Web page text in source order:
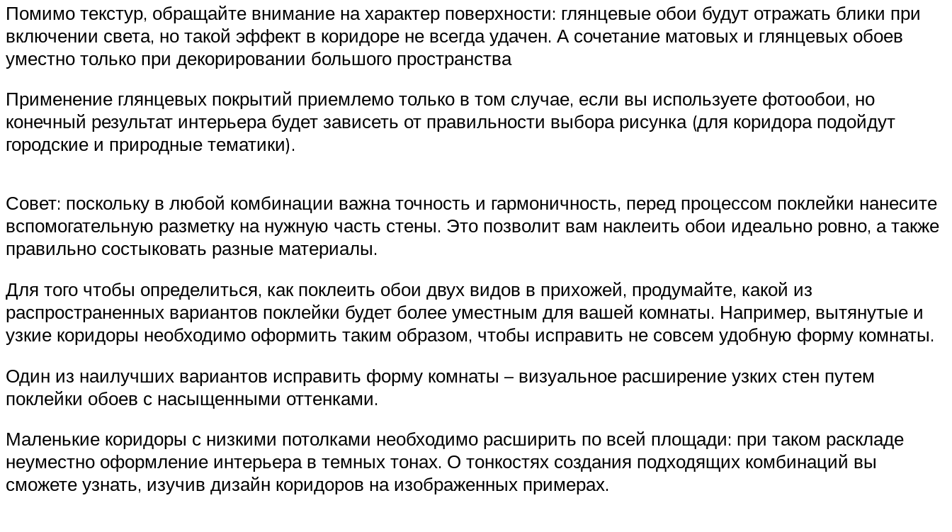
Помимо текстур, обращайте внимание на характер поверхности: глянцевые обои будут отражать блики при
включении света, но такой эффект в коридоре не всегда удачен. А сочетание матовых и глянцевых обоев
уместно только при декорировании большого пространства
Применение глянцевых покрытий приемлемо только в том случае, если вы используете фотообои, но
конечный результат интерьера будет зависеть от правильности выбора рисунка (для коридора подойдут
городские и природные тематики).
Совет: поскольку в любой комбинации важна точность и гармоничность, перед процессом поклейки нанесите
вспомогательную разметку на нужную часть стены. Это позволит вам наклеить обои идеально ровно, а также
правильно состыковать разные материалы.
Для того чтобы определиться, как поклеить обои двух видов в прихожей, продумайте, какой из
распространенных вариантов поклейки будет более уместным для вашей комнаты. Например, вытянутые и
узкие коридоры необходимо оформить таким образом, чтобы исправить не совсем удобную форму комнаты.
Один из наилучших вариантов исправить форму комнаты – визуальное расширение узких стен путем
поклейки обоев с насыщенными оттенками.
Маленькие коридоры с низкими потолками необходимо расширить по всей площади: при таком раскладе
неуместно оформление интерьера в темных тонах. О тонкостях создания подходящих комбинаций вы
сможете узнать, изучив дизайн коридоров на изображенных примерах.